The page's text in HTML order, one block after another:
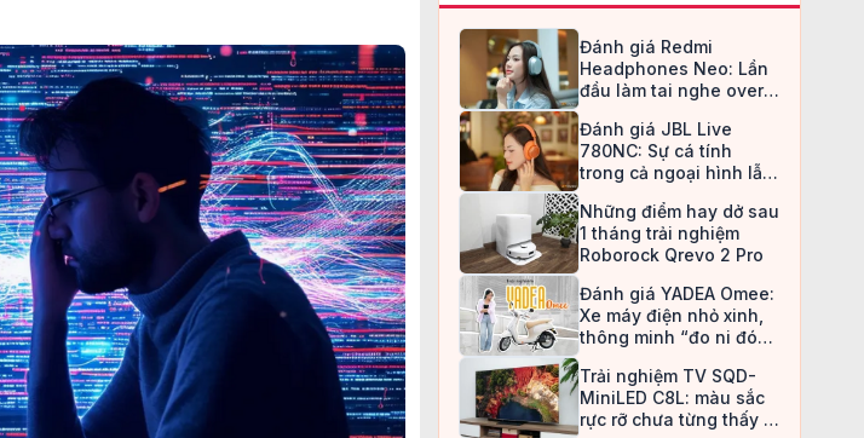
Đánh giá Redmi
Headphones Neo: Lần
đầu làm tai nghe over-
an toàn
Đánh giá JBL Live
780NC: Sự cá tính
trong cả ngoại hình lẫn
Những điểm hay dở sau
1 tháng trải nghiệm
Roborock Qrevo 2 Pro
Đánh giá YADEA Omee:
Xe máy điện nhỏ xinh,
thông minh “đo ni đóng
Trải nghiệm TV SQD-
MiniLED C8L: màu sắc
rực rỡ chưa từng thấy ở